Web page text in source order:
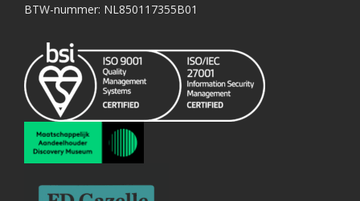
BTW-nummer: NL850117355B01